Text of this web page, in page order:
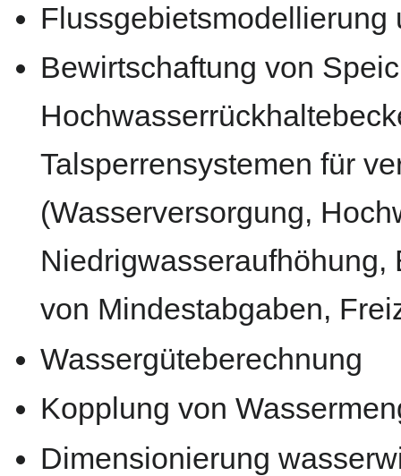
Flussgebietsmodellierung
Bewirtschaftung von
Talsperrensystemen für
(Wasserversorgung,
von Mindestabgaben,
Wassergüteberechnung
Kopplung von
Dimensionierung